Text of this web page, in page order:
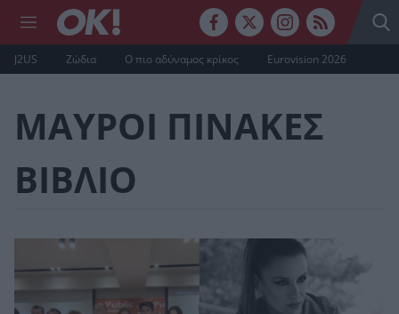
J2US Ζώδια Ο πιο αδύναμος κρίκος Eurovision 2026
ΜΑΥΡΟΙ ΠΙΝΑΚΕΣ
ΒΙΒΛΙΟ